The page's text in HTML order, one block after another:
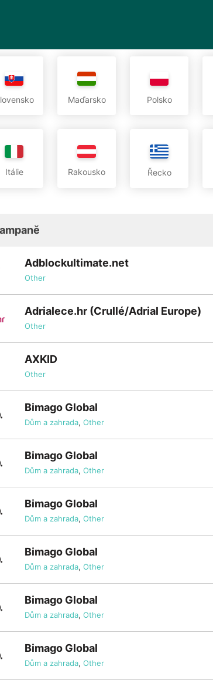
Maďarsko Polsko
Itálie Rakousko Řecko
Adblockultimate.net
Other
Adrialece.hr (Crullé/Adrial Europe)
Other
AXKID
Other
Bimago Global
Dům a zahrada, Other
Bimago Global
Dům a zahrada, Other
Bimago Global
Dům a zahrada, Other
Bimago Global
Dům a zahrada, Other
Bimago Global
Dům a zahrada, Other
Bimago Global
Dům a zahrada, Other